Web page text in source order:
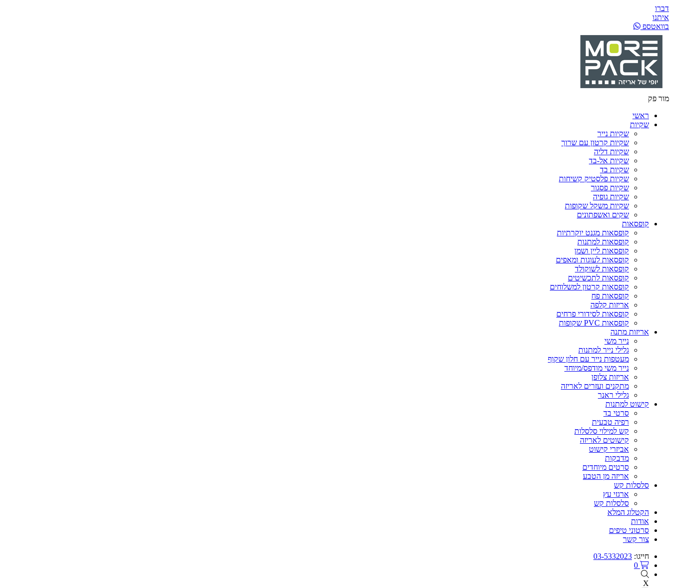
דברו
איתנו
בוואטספ
מור פק
ראשי
שקיות
שקיות נייר
שקיות קרטון עם שרוך
שקיות דליה
שקיות אל-בד
שקיות בד
שקיות פלסטיק קשיחות
שקיות פסגור
שקיות גופיה
שקיות משקל שקופות
שקים ואשפתונים
קופסאות
קופסאות מגנט יוקרתיות
קופסאות למתנות
קופסאות ליין ושמן
קופסאות לעוגות ומאפים
קופסאות לשוקולד
קופסאות לתכשיטים
קופסאות קרטון למשלוחים
קופסאות פח
אריזות קלפה
קופסאות לסידורי פרחים
קופסאות PVC שקופות
אריזות מתנה
נייר משי
גלילי נייר למתנות
מעטפות נייר עם חלון שקוף
נייר משי מודפס/מיוחד
אריזות צלופן
מתקנים ועזרים לאריזה
גלילי ראנר
קישוט למתנות
סרטי בד
רפיה טבעית
קש למילוי סלסלות
קישוטים לאריזה
אביזרי קישוט
מדבקות
סרטים מיוחדים
אריזה מן הטבע
סלסלות קש
ארגזי עץ
סלסלות קש
הקטלוג המלא
אודות
סרטוני טיפים
צור קשר
חייגו: 03-5332023
0
X